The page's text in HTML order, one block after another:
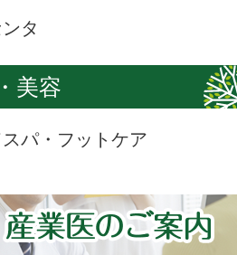
タ
美容
パ・フットケア